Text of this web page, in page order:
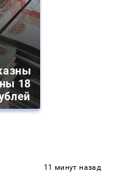
18
11 минут назад